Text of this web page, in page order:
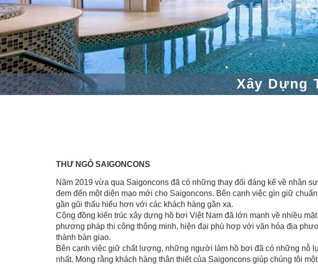
Xây Dựng
THƯ NGỎ SAIGONCONS
Năm 2019 vừa qua Saigoncons đã có những thay đổi đáng kể về nhân
đem đến một diện mạo mới cho Saigoncons. Bên cạnh việc gìn giữ
gần gũi thấu hiểu hơn với các khách hàng gần xa.
Cộng đồng kiến trúc xây dựng hồ bơi Việt Nam đã lớn mạnh về nhiều
phương pháp thi công thông minh, hiện đại phù hợp với văn hóa địa
thành bàn giao.
Bên cạnh việc giữ chất lượng, những người làm hồ bơi đã có những nỗ
nhất. Mong rằng khách hàng thân thiết của Saigoncons giúp chúng tôi